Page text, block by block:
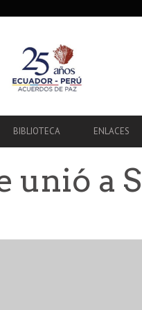
BIBLIOTECA ENLACES
unió a